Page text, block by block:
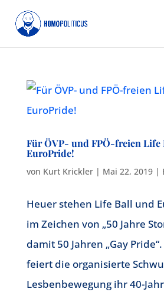
Für ÖVP- und FPÖ-freien Life
EuroPride!
von Kurt Krickler| Mai 22, 2019|
Heuer stehen Life Ball und
im Zeichen von „50 Jahre
damit 50 Jahren „Gay
feiert die organisierte
Lesbenbewegung ihr 40-